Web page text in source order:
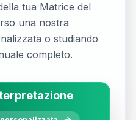
tua Matrice del
una nostra
o studiando
completo.